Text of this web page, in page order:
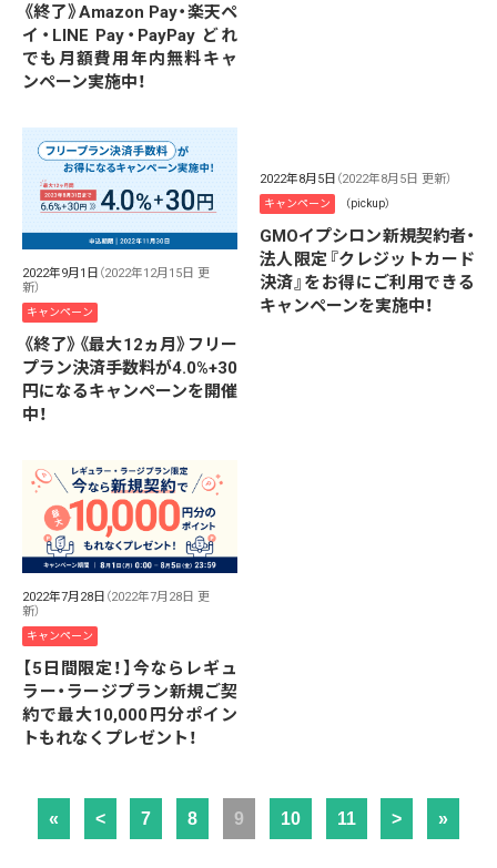
《終了》Amazon Pay・楽天ペ
イ・LINE Pay・PayPay どれ
でも月額費用年内無料キャ
ンペーン実施中！
2022年9月1日 （2022年12月15日 更
新）
キャンペーン
《終了》《最大12ヵ月》フリー
プラン決済手数料が4.0%+30
円になるキャンペーンを開催
中！
2022年8月5日 （2022年8月5日 更新）
キャンペーン （pickup）
GMOイプシロン新規契約者・
法人限定『クレジットカード
決済』をお得にご利用できる
キャンペーンを実施中！
2022年7月28日 （2022年7月28日 更
新）
キャンペーン
【5日間限定！】今ならレギュ
ラー・ラージプラン新規ご契
約で最大10,000円分ポイン
トもれなくプレゼント！
« < 7 8 9 10 11 > »